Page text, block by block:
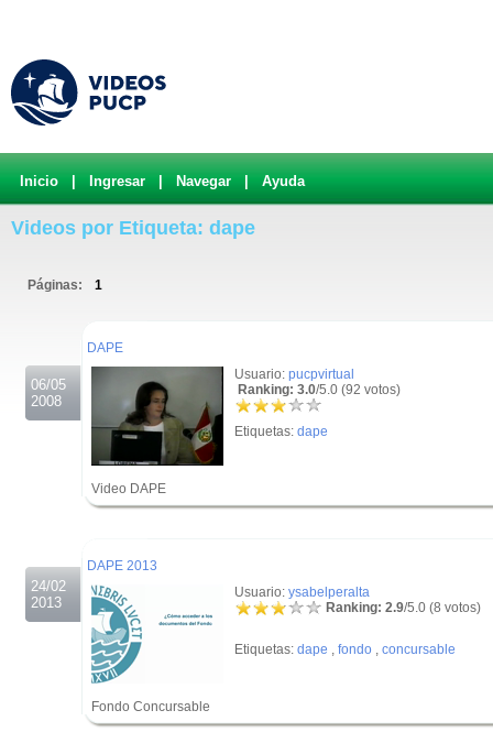
Inicio Ingresar Navegar Ayuda
Videos por Etiqueta: dape
Páginas: 1
06/05
2008
DAPE
Usuario: pucpvirtual
Ranking: 3.0/5.0 (92 votos)
Etiquetas: dape
Video DAPE
24/02
2013
DAPE 2013
Usuario: ysabelperalta
Ranking: 2.9/5.0 (8 votos)
Etiquetas: dape , fondo , concursable
Fondo Concursable